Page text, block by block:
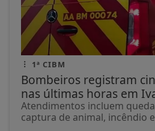
1ª CIBM
Bombeiros registram
nas últimas horas em
Atendimentos incluem
captura de animal, incêndio